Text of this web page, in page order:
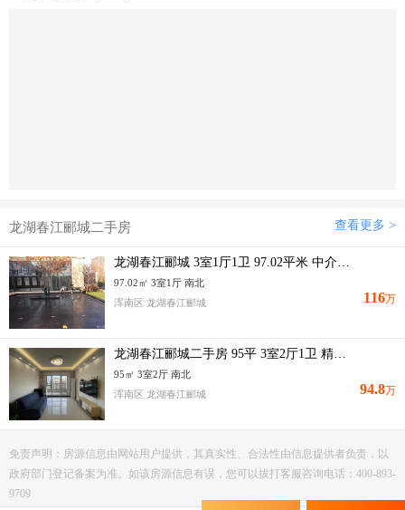
龙湖春江郦城二手房 查看更多 >
龙湖春江郦城 3室1厅1卫 97.02平米 中介勿扰
97.02㎡ 3室1厅 南北
浑南区 龙湖春江郦城
116万
龙湖春江郦城二手房 95平 3室2厅1卫 精装修 南北通透 有电梯 高楼层
95㎡ 3室2厅 南北
浑南区 龙湖春江郦城
94.8万
免责声明：房源信息由网站用户提供，其真实性、合法性由信息提供者负责，以
政府部门登记备案为准。如该房源信息有误，您可以拔打客服咨询电话：400-893-
9709